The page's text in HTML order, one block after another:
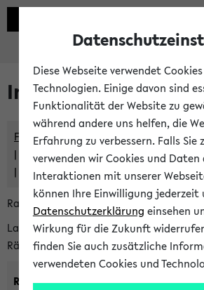
Im eKVV verwaltete
Freie Räume und
Raumüberschneidungen
Hinweise der zentralen
Raumanfragen:
raumvergabe@uni-
Lassen Sie sich alle Räume anzeigen
Räumen mit bestimmten
Raumkriterien:
Diese Webseite verwendet
Technologien. Einige davon sind
Funktionalität der Website zu
während andere uns helfen, die
Erfahrung zu verbessern. Falls Sie
verwenden wir Cookies und
Interaktionen mit unserer
können Ihre Einwilligung jederzeit
Datenschutzerklärung einsehen
Wirkung für die Zukunft
finden Sie auch zusätzliche
verwendeten Cookies und